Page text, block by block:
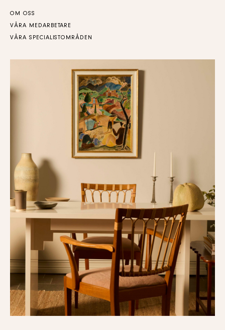
OM OSS
VÅRA MEDARBETARE
VÅRA SPECIALISTOMRÅDEN